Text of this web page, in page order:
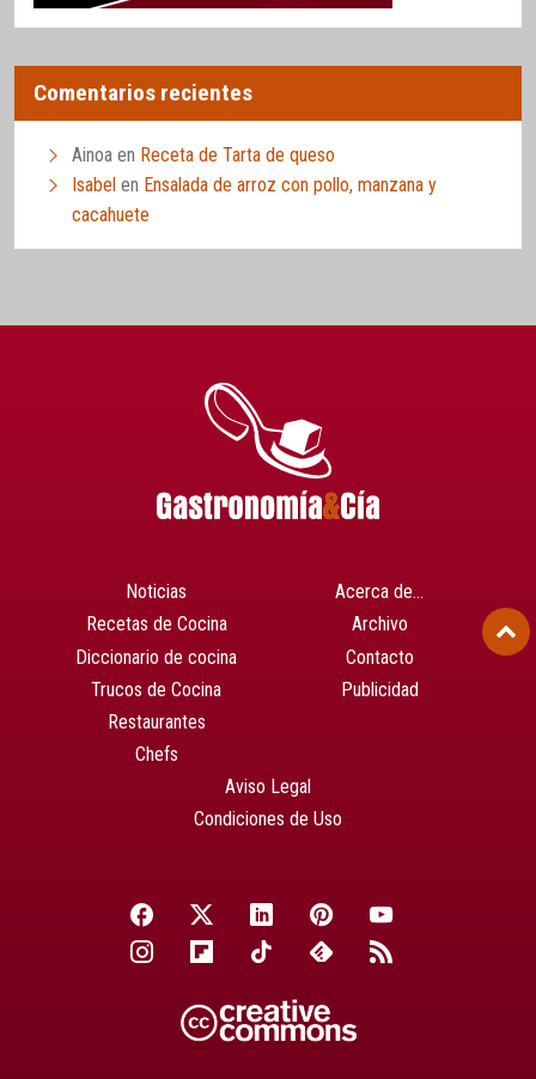
Comentarios recientes
Ainoa en Receta de Tarta de queso
Isabel en Ensalada de arroz con pollo, manzana y
cacahuete
Noticias
Recetas de Cocina
Diccionario de cocina
Trucos de Cocina
Restaurantes
Chefs
Acerca de…
Archivo
Contacto
Publicidad
Aviso Legal
Condiciones de Uso